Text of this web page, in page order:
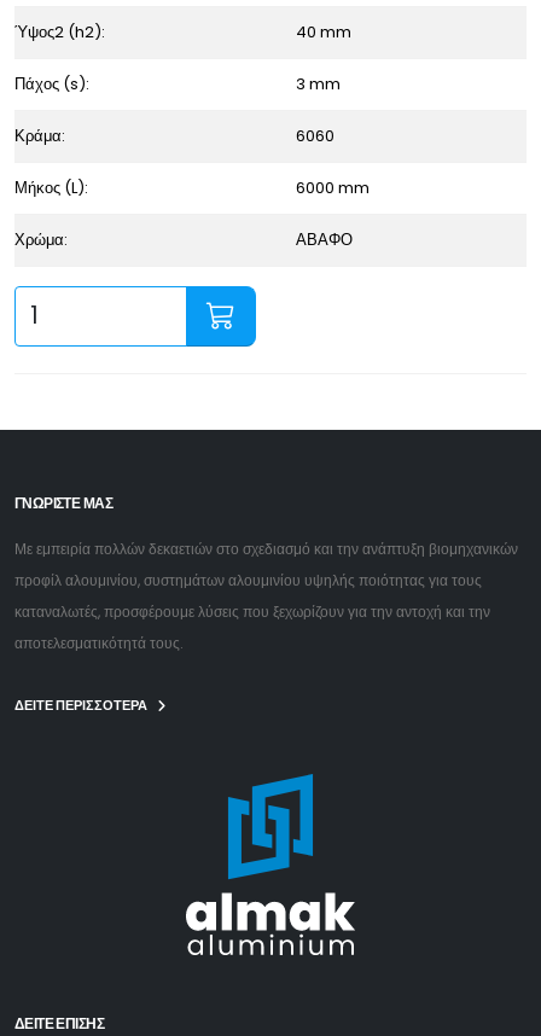
Ύψος2 (h2): 40 mm
Πάχος (s): 3 mm
Κράμα: 6060
Μήκος (L): 6000 mm
Χρώμα: ΑΒΑΦΟ
ΓΝΩΡΙΣΤΕ ΜΑΣ
Με εμπειρία πολλών δεκαετιών στο σχεδιασμό και την ανάπτυξη βιομηχανικών
προφίλ αλουμινίου, συστημάτων αλουμινίου υψηλής ποιότητας για τους
καταναλωτές, προσφέρουμε λύσεις που ξεχωρίζουν για την αντοχή και την
αποτελεσματικότητά τους.
ΔΕΙΤΕ ΠΕΡΙΣΣΟΤΕΡΑ
ΔΕΊΤΕ ΕΠΙΣΗΣ